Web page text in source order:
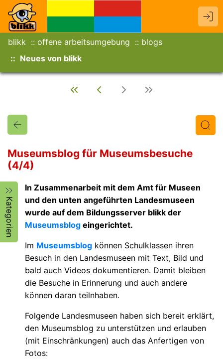
blikk offene arbeitsumgebung
blogs
Neues von blikk
Museumsblog für Museumsbesuche
(4/4)
Kategorien
In Zusammenarbeit mit dem Amt für Museen
und den unten angeführten Landesmuseen
wurde auf dem Bildungsserver blikk der
Museumsblog eingerichtet.
Im Museumsblog können Schulklassen ihren
Besuch in den Landesmuseen mit Text, Bild und
bald auch Videos dokumentieren. Damit bleiben
die Besuche in Erinnerung und auch andere
können daran teilnhaben.
Folgende Landesmuseen haben sich bereit erklärt,
den Museumsblog zu unterstützen und erlauben
(mit Einschränkungen) auch das Anfertigen von
Fotos: